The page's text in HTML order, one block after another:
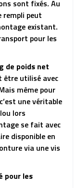
sont fixés. Au
rempli peut
existant.
pour les
de poids net
être utilisé avec
même pour
une véritable
lors
se fait avec
disponible en
via une vis
pour les